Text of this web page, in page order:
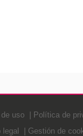
uso Política de
Gestión de